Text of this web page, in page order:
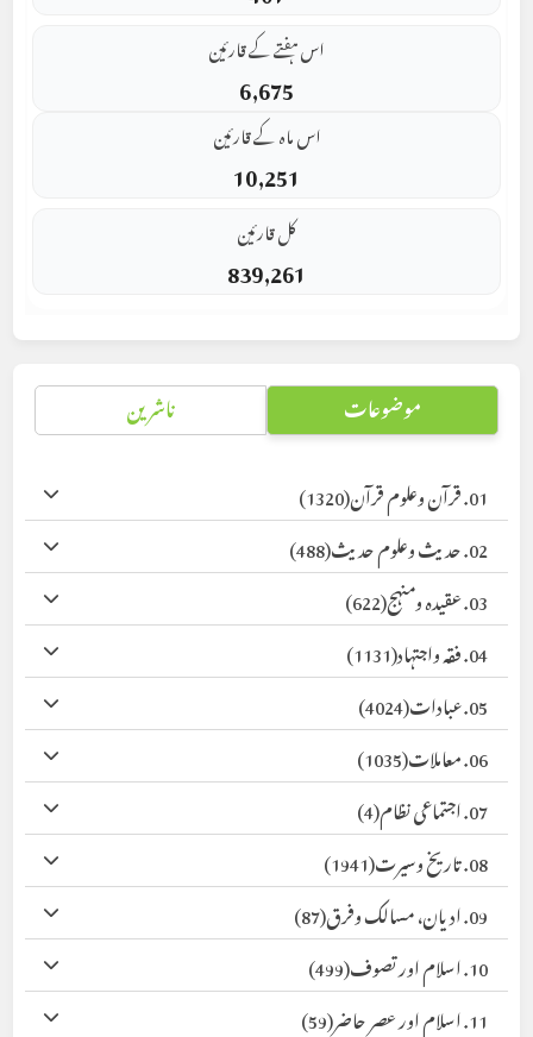
اس ہفتے کے قارئین
6,675
اس ماہ کے قارئین
10,251
کل قارئین
839,261
موضوعات ناشرین
01. قرآن وعلوم قرآن
(1320)
02. حدیث وعلوم حدیث
(488)
03. عقیدہ ومنہج
(622)
04. فقہ واجتہاد
(1131)
05. عبادات
(4024)
06. معاملات
(1035)
07. اجتماعی نظام
(4)
08. تاریخ وسیرت
(1941)
09. ادیان، مسالک وفرق
(87)
10. اسلام اور تصوف
(499)
11. اسلام اور عصر حاضر
(59)